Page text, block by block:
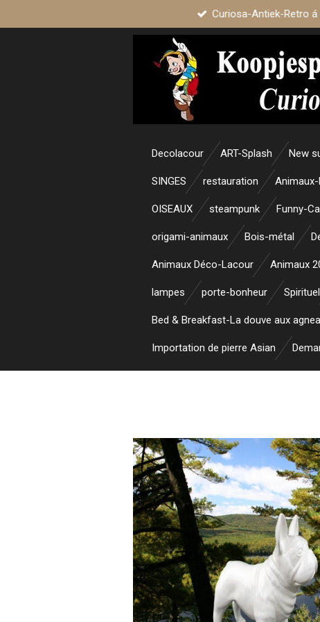
Curiosa-Antiek-Retro
Decolacour ART-Splash New
SINGES restauration
OISEAUX steampunk Funny-
origami-animaux Bois-métal
Animaux Déco-Lacour Animaux
lampes porte-bonheur Spirituel
Bed & Breakfast-La douve aux
Importation de pierre Asian